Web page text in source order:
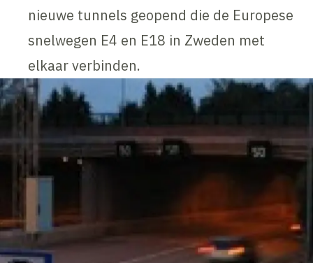
nieuwe tunnels geopend die de Europese
snelwegen E4 en E18 in Zweden met
elkaar verbinden.